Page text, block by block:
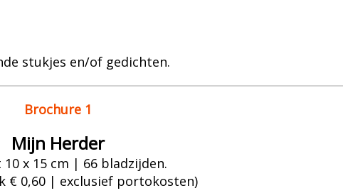
stukjes en/of gedichten.
Brochure 1
Mijn Herder
10 x 15 cm | 66 bladzijden.
€ 0,60 | exclusief portokosten)